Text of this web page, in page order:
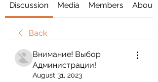
Discussion Media Members About
Back
Внимание! Выбор
Администрации!
August 31, 2023